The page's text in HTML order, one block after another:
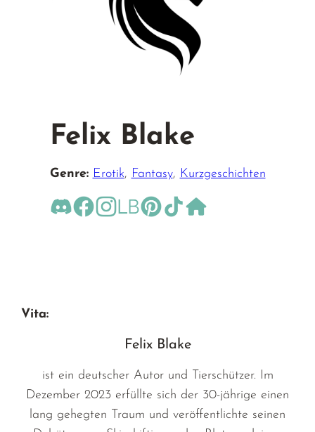
Felix Blake
Genre: Erotik, Fantasy, Kurzgeschichten
namida8455
https://www.facebook.com/
https://www.instagram.com/
https://www.lovelybooks.de/
https://de.pinterest.com/
https://www.tiktok.com/
https://felixblake.de/
Vita:
Felix Blake
ist ein deutscher Autor und Tierschützer. Im
Dezember 2023 erfüllte sich der 30-jährige einen
lang gehegten Traum und veröffentlichte seinen